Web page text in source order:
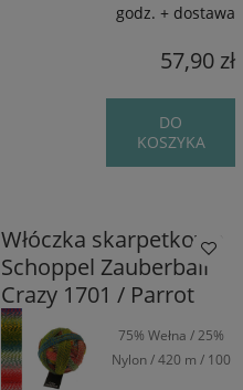
godz. + dostawa
57,90 zł
DO
KOSZYKA
Włóczka skarpetkowa
Schoppel Zauberball
Crazy 1701 / Parrot
75% Wełna / 25%
Nylon / 420 m / 100